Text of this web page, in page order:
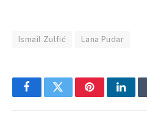
Ismail Zulfić Lana Pudar
FacebookTwitterPinterest